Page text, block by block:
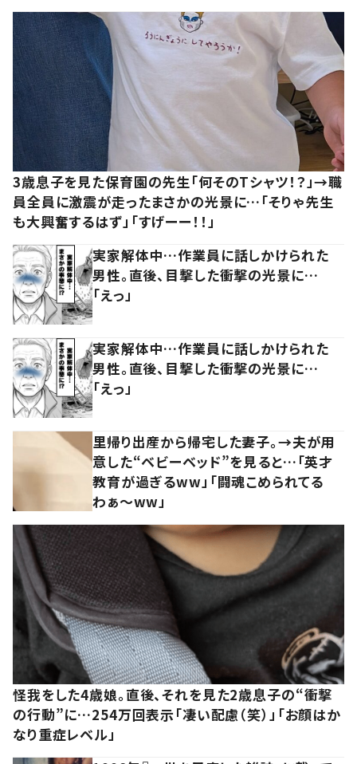
3歳息子を見た保育園の先生「何そのTシャツ！？」→職
員全員に激震が走ったまさかの光景に…「そりゃ先生
も大興奮するはず」「すげーー！！」
実家解体中…作業員に話しかけられた
男性。直後、目撃した衝撃の光景に…
「えっ」
実家解体中…作業員に話しかけられた
男性。直後、目撃した衝撃の光景に…
「えっ」
里帰り出産から帰宅した妻子。→夫が用
意した“ベビーベッド”を見ると…「英才
教育が過ぎるww」「闘魂こめられてる
わぁ～ww」
怪我をした4歳娘。直後、それを見た2歳息子の“衝撃
の行動”に…254万回表示「凄い配慮（笑）」「お顔はか
なり重症レベル」